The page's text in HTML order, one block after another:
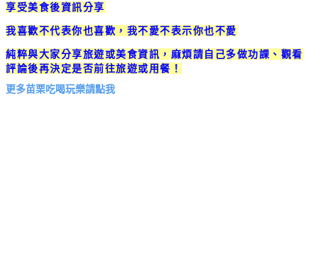
享受美食後資訊分享
我喜歡不代表你也喜歡，我不愛不表示你也不愛
純粹與大家分享旅遊或美食資訊，麻煩請自己多做功課、觀看
評論後再決定是否前往旅遊或用餐！
更多苗栗吃喝玩樂請點我